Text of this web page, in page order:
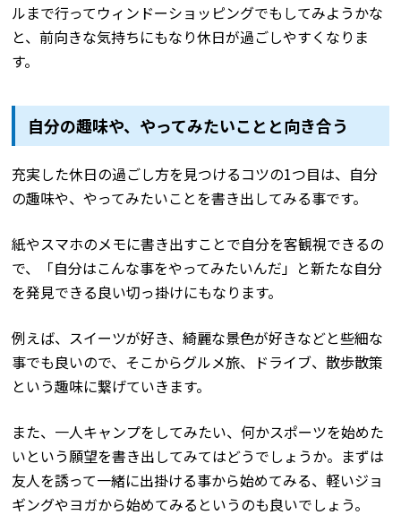
ルまで行ってウィンドーショッピングでもしてみようかな
と、前向きな気持ちにもなり休日が過ごしやすくなりま
す。
自分の趣味や、やってみたいことと向き合う
充実した休日の過ごし方を見つけるコツの1つ目は、自分
の趣味や、やってみたいことを書き出してみる事です。
紙やスマホのメモに書き出すことで自分を客観視できるの
で、「自分はこんな事をやってみたいんだ」と新たな自分
を発見できる良い切っ掛けにもなります。
例えば、スイーツが好き、綺麗な景色が好きなどと些細な
事でも良いので、そこからグルメ旅、ドライブ、散歩散策
という趣味に繋げていきます。
また、一人キャンプをしてみたい、何かスポーツを始めた
いという願望を書き出してみてはどうでしょうか。まずは
友人を誘って一緒に出掛ける事から始めてみる、軽いジョ
ギングやヨガから始めてみるというのも良いでしょう。